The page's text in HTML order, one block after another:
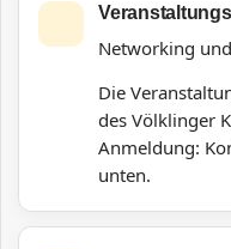
Networking
Die
des Völklinger
Anmeldung:
unten.